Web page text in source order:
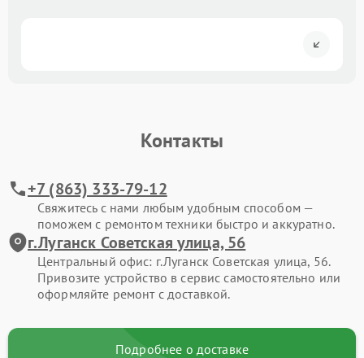
Контакты
+7 (863) 333-79-12
Свяжитесь с нами любым удобным способом —
поможем с ремонтом техники быстро и аккуратно.
г.Луганск Советская улица, 56
Центральный офис: г.Луганск Советская улица, 56.
Привозите устройство в сервис самостоятельно или
оформляйте ремонт с доставкой.
Подробнее о доставке